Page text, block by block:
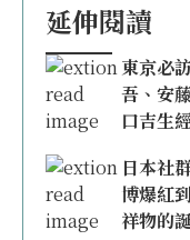
延伸閱讀
東京必
吾、安
口吉生
日本社
博爆紅
祥物的